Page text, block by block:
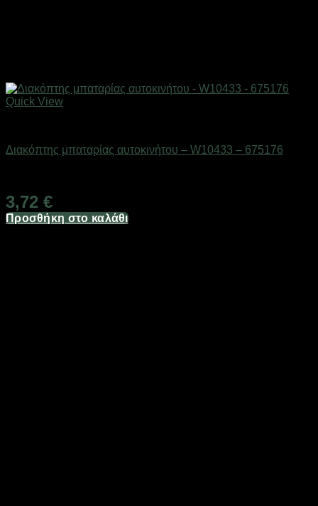
Quick View
Διακόπτης μπαταρίας αυτοκινήτου – W10433 – 675176
3,72 €
Προσθήκη στο καλάθι